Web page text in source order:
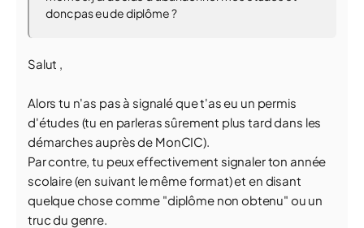
donc pas eu de diplôme ?
Salut ,
Alors tu n'as pas à signalé que t'as eu un permis
d'études (tu en parleras sûrement plus tard dans les
démarches auprès de MonCIC).
Par contre, tu peux effectivement signaler ton année
scolaire (en suivant le même format) et en disant
quelque chose comme "diplôme non obtenu" ou un
truc du genre.